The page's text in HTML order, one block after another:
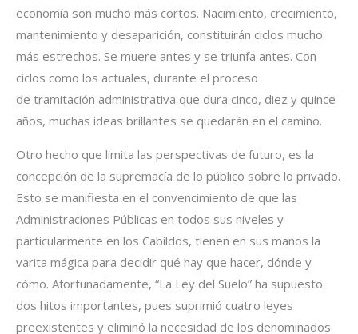
economía son mucho más cortos. Nacimiento, crecimiento,
mantenimiento y desaparición, constituirán ciclos mucho
más estrechos. Se muere antes y se triunfa antes. Con
ciclos como los actuales, durante el proceso
de tramitación administrativa que dura cinco, diez y quince
años, muchas ideas brillantes se quedarán en el camino.
Otro hecho que limita las perspectivas de futuro, es la
concepción de la supremacía de lo público sobre lo privado.
Esto se manifiesta en el convencimiento de que las
Administraciones Públicas en todos sus niveles y
particularmente en los Cabildos, tienen en sus manos la
varita mágica para decidir qué hay que hacer, dónde y
cómo. Afortunadamente, “La Ley del Suelo” ha supuesto
dos hitos importantes, pues suprimió cuatro leyes
preexistentes y eliminó la necesidad de los denominados